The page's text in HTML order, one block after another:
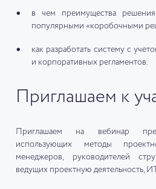
в чем преимущества
популярными «коробочными
как разработать систему с
и корпоративных регламентов.
Приглашаем к
Приглашаем на вебинар
использующих методы
менеджеров, руководителей
ведущих проектную деятельность,